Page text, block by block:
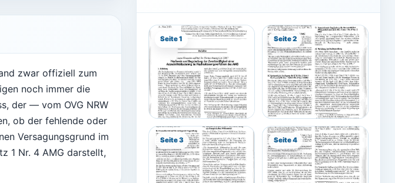
zwar offiziell zum
noch immer die
der — vom OVG NRW
ob der fehlende oder
Versagungsgrund im
1 Nr. 4 AMG darstellt,
Seite 1 Seite 2
Seite 3 Seite 4